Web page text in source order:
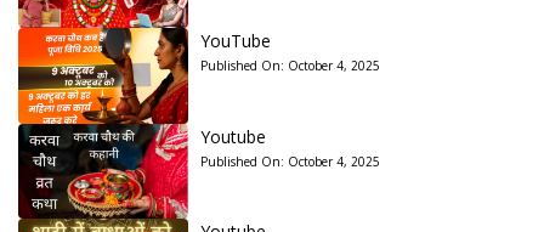
YouTube
Published On: October 4, 2025
Youtube
Published On: October 4, 2025